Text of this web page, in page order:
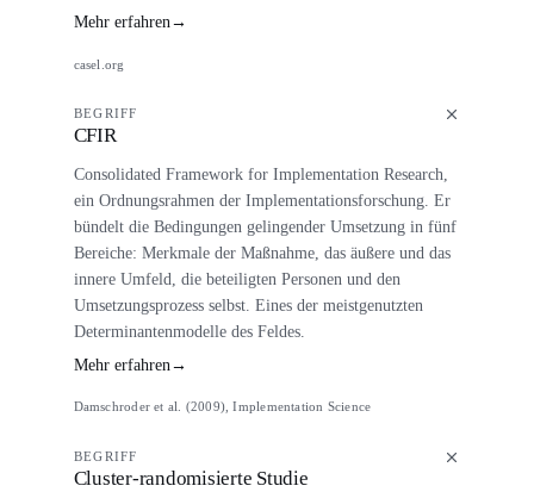
Mehr erfahren→
casel.org
BEGRIFF
CFIR
Consolidated Framework for Implementation Research,
ein Ordnungsrahmen der Implementationsforschung. Er
bündelt die Bedingungen gelingender Umsetzung in fünf
Bereiche: Merkmale der Maßnahme, das äußere und das
innere Umfeld, die beteiligten Personen und den
Umsetzungsprozess selbst. Eines der meistgenutzten
Determinantenmodelle des Feldes.
Mehr erfahren→
Damschroder et al. (2009), Implementation Science
BEGRIFF
Cluster-randomisierte Studie